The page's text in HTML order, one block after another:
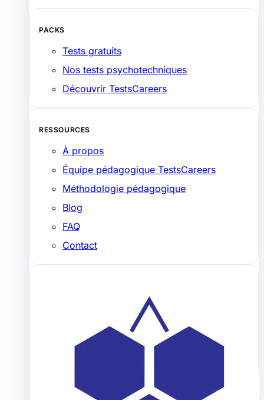
PACKS
Tests gratuits
Nos tests psychotechniques
Découvrir TestsCareers
RESSOURCES
À propos
Équipe pédagogique TestsCareers
Méthodologie pédagogique
Blog
FAQ
Contact